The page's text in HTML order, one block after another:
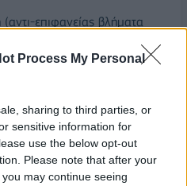
Process My Personal
sharing to third parties, or
sensitive information for
use the below opt-out
Please note that after your
may continue seeing
(αντι-επιφανείας βλήματα
πύραυλοι
τορπίλες MU90,
οχήμα (UAV).
όλων των
της Naval Group.